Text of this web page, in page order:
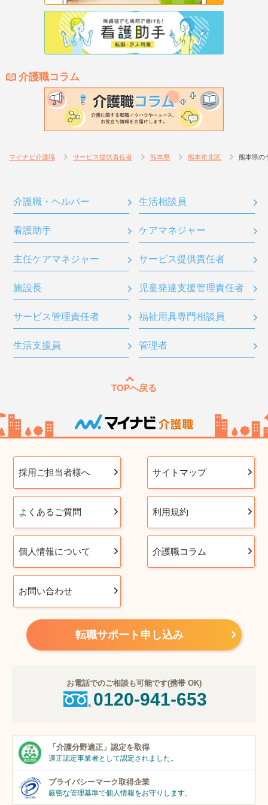
介護職コラム
マイナビ介護職 サービス提供責任者 熊本県 熊本市北区 熊本県の
介護職・ヘルパー 生活相談員
看護助手 ケアマネジャー
主任ケアマネジャー サービス提供責任者
施設長 児童発達支援管理責任者
サービス管理責任者 福祉用具専門相談員
生活支援員 管理者
TOPへ戻る
採用ご担当者様へ サイトマップ
よくあるご質問 利用規約
個人情報について 介護職コラム
お問い合わせ
転職サポート申し込み
お電話でのご相談も可能です(携帯 OK)
0120-941-653
「介護分野適正」 認定を取得
適正認定事業者として認定されました。
プライバシーマーク取得企業
厳密な管理基準で個人情報をお守りします。